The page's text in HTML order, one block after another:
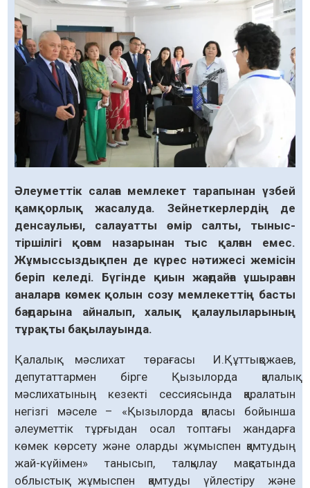
Әлеуметтік салаға мемлекет тарапынан үзбей
қамқорлық жасалуда. Зейнеткерлердің де
денсаулығы, салауатты өмір салты, тыныс-
тіршілігі қоғам назарынан тыс қалған емес.
Жұмыссыздықпен де күрес нәтижесі жемісін
беріп келеді. Бүгінде қиын жағдайға ұшыраған
аналарға көмек қолын созу мемлекеттің басты
бағдарына айналып, халық қалаулыларының
тұрақты бақы­лауында.
Қалалық мәслихат төрағасы И.Құтты­қожаев,
депутаттармен бірге Қызылорда қалалық
мәслихатының кезекті сессиясында қаралатын
негізгі мәселе – «Қызылорда қаласы бойынша
әлеуметтік тұрғыдан осал топтағы жандарға
көмек көрсету және оларды жұмыспен қамтудың
жай-күйімен» танысып, талқылау мақсатында
облыстық жұмыспен қамтуды үйлестіру және